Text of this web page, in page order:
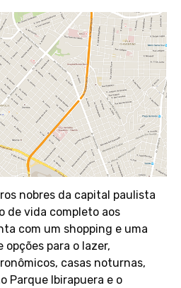
nobres da capital paulista
de vida completo aos
com um shopping e uma
para o lazer,
casas noturnas,
Parque Ibirapuera e o